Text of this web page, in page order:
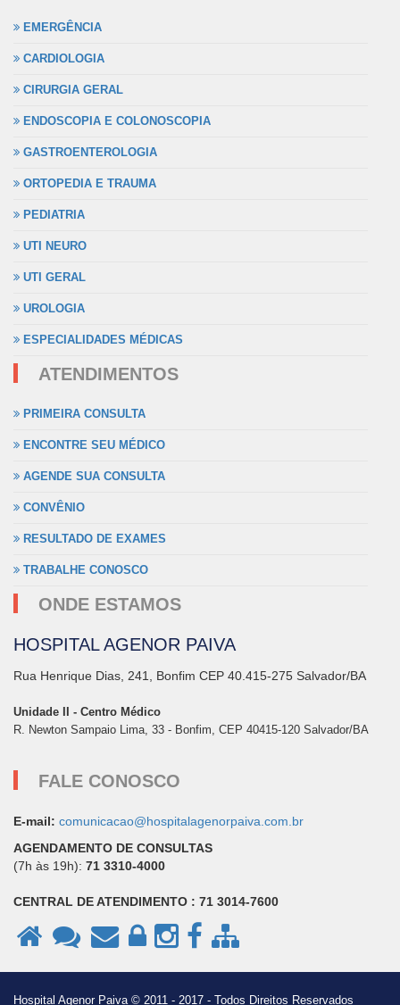
EMERGÊNCIA
CARDIOLOGIA
CIRURGIA GERAL
ENDOSCOPIA E COLONOSCOPIA
GASTROENTEROLOGIA
ORTOPEDIA E TRAUMA
PEDIATRIA
UTI NEURO
UTI GERAL
UROLOGIA
ESPECIALIDADES MÉDICAS
ATENDIMENTOS
PRIMEIRA CONSULTA
ENCONTRE SEU MÉDICO
AGENDE SUA CONSULTA
CONVÊNIO
RESULTADO DE EXAMES
TRABALHE CONOSCO
ONDE ESTAMOS
HOSPITAL AGENOR PAIVA
Rua Henrique Dias, 241, Bonfim CEP 40.415-275 Salvador/BA
Unidade II - Centro Médico
R. Newton Sampaio Lima, 33 - Bonfim, CEP 40415-120 Salvador/BA
FALE CONOSCO
E-mail: comunicacao@hospitalagenorpaiva.com.br
AGENDAMENTO DE CONSULTAS
(7h às 19h): 71 3310-4000
CENTRAL DE ATENDIMENTO : 71 3014-7600
Hospital Agenor Paiva © 2011 - 2017 - Todos Direitos Reservados